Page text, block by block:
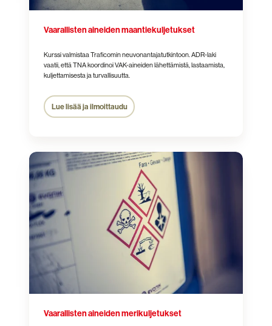
Vaarallisten aineiden maantiekuljetukset
Kurssi valmistaa Traficomin neuvonantajatutkintoon. ADR-laki
vaatii, että TNA koordinoi VAK-aineiden lähettämistä, lastaamista,
kuljettamisesta ja turvallisuutta.
Lue lisää ja ilmoittaudu
Vaarallisten
aineiden
merikuljetukset
Vaarallisten aineiden merikuljetukset